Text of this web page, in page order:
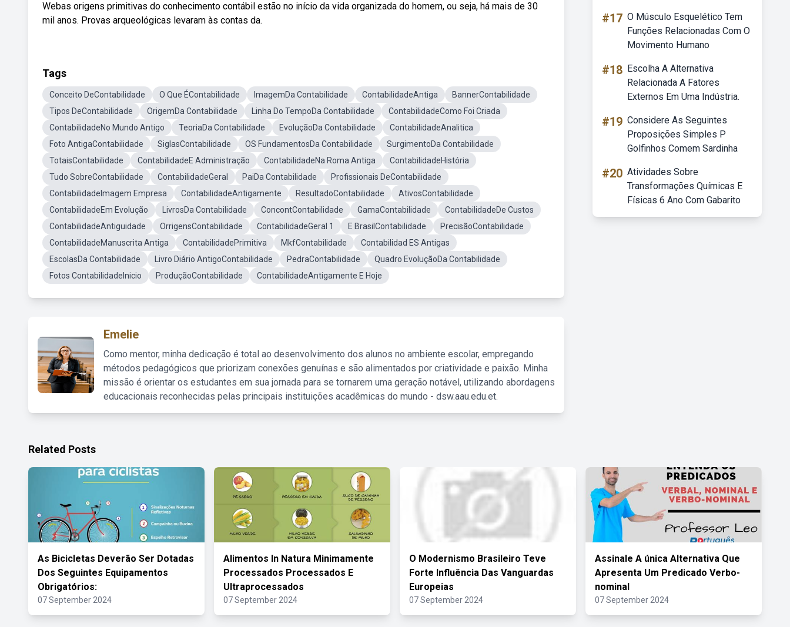
Webas origens primitivas do conhecimento contábil estão no início da vida organizada do homem, ou seja, há mais de 30
mil anos. Provas arqueológicas levaram às contas da.
Tags
Conceito DeContabilidade O Que ÉContabilidade ImagemDa Contabilidade ContabilidadeAntiga
BannerContabilidade
Tipos DeContabilidade
OrigemDa Contabilidade Linha Do TempoDa Contabilidade
ContabilidadeComo Foi Criada
ContabilidadeNo Mundo Antigo
TeoriaDa Contabilidade EvoluçãoDa Contabilidade
ContabilidadeAnalitica
Foto AntigaContabilidade
SiglasContabilidade OS FundamentosDa Contabilidade
SurgimentoDa Contabilidade
TotaisContabilidade
ContabilidadeE Administração ContabilidadeNa Roma Antiga
ContabilidadeHistória
Tudo SobreContabilidade
ContabilidadeGeral PaiDa Contabilidade
Profissionais DeContabilidade
ContabilidadeImagem Empresa
ContabilidadeAntigamente ResultadoContabilidade
AtivosContabilidade
ContabilidadeEm Evolução
LivrosDa Contabilidade ConcontContabilidade GamaContabilidade
ContabilidadeDe Custos
ContabilidadeAntiguidade
OrrigensContabilidade ContabilidadeGeral 1 E BrasilContabilidade
PrecisãoContabilidade
ContabilidadeManuscrita Antiga
ContabilidadePrimitiva MkfContabilidade
Contabilidad ES Antigas
EscolasDa Contabilidade
Livro Diário AntigoContabilidade PedraContabilidade
Quadro EvoluçãoDa Contabilidade
Fotos ContabilidadeInicio
ProduçãoContabilidade ContabilidadeAntigamente E Hoje
Emelie
Como mentor, minha dedicação é total ao desenvolvimento dos alunos no ambiente escolar, empregando
métodos pedagógicos que priorizam conexões genuínas e são alimentados por criatividade e paixão. Minha
missão é orientar os estudantes em sua jornada para se tornarem uma geração notável, utilizando abordagens
educacionais reconhecidas pelas principais instituições acadêmicas do mundo - dsw.aau.edu.et.
#17 O Músculo Esquelético Tem
Funções Relacionadas Com O
Movimento Humano
#18 Escolha A Alternativa
Relacionada A Fatores
Externos Em Uma Indústria.
#19 Considere As Seguintes
Proposições Simples P
Golfinhos Comem Sardinha
#20 Atividades Sobre
Transformações Químicas E
Físicas 6 Ano Com Gabarito
Related Posts
As Bicicletas Deverão Ser Dotadas
Dos Seguintes Equipamentos
Obrigatórios:
07 September 2024
Alimentos In Natura Minimamente
Processados Processados E
Ultraprocessados
07 September 2024
O Modernismo Brasileiro Teve
Forte Influência Das Vanguardas
Europeias
07 September 2024
Assinale A única Alternativa Que
Apresenta Um Predicado Verbo-
nominal
07 September 2024